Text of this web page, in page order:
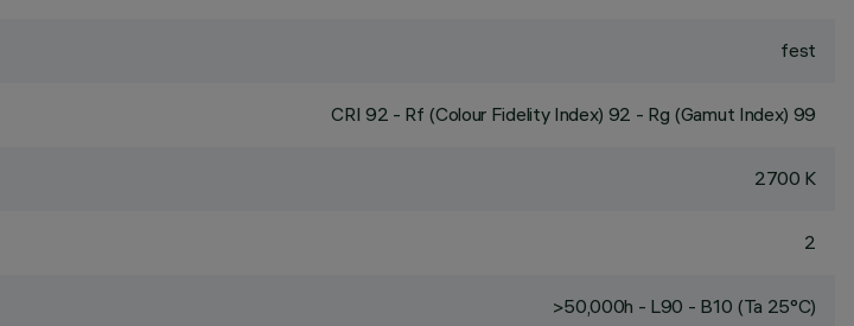
fest
CRI 92 - Rf (Colour Fidelity Index) 92 - Rg (Gamut Index) 99
2700 K
2
>50,000h - L90 - B10 (Ta 25°C)